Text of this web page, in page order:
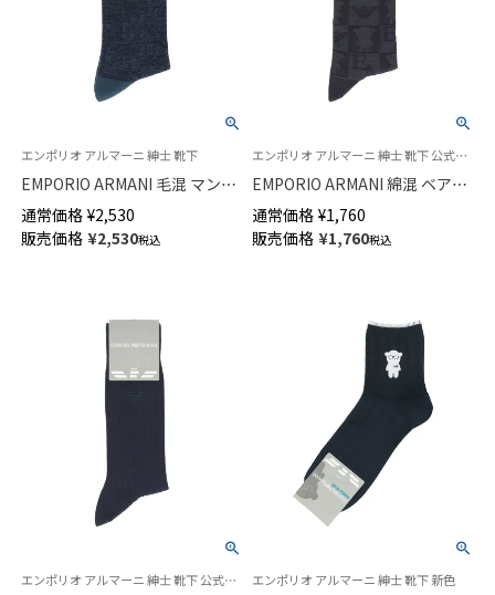
エンポリオ アルマーニ 紳士 靴下
EMPORIO ARMANI 毛混 マンガ
ベア刺繍 リブカジュアルソック
ス クルー丈 メンズ 日本製
02345162
通常価格 ¥2,530
販売価格 ¥2,530税込
エンポリオ アルマーニ 紳士 靴下 公式ショップ
EMPORIO ARMANI 綿混 ベア＆
EAリンクス柄 クルー丈 メンズ
ソックス 日本製 02342387
通常価格 ¥1,760
販売価格 ¥1,760税込
エンポリオ アルマーニ 紳士 靴下 公式ショップ エンポリオ アルマーニ 紳士 靴下 新色